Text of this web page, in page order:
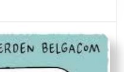
met
Jan